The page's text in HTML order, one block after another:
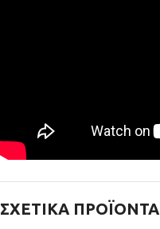
ΣΧΕΤΙΚΆ ΠΡΟΪΌΝΤΑ